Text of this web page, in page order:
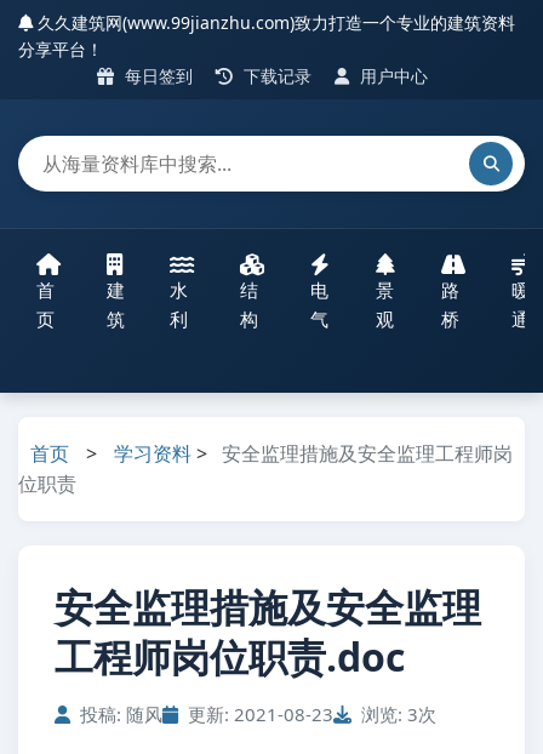
久久建筑网(www.99jianzhu.com)致力打造一个专业的建筑资料
分享平台！
每日签到
下载记录 用户中心
首
页
建
筑
水
利
结
构
电
气
景
观
路
桥
暖
通
首页 > 学习资料> 安全监理措施及安全监理工程师岗
位职责
安全监理措施及安全监理
工程师岗位职责.doc
投稿: 随风 更新: 2021-08-23 浏览: 3次